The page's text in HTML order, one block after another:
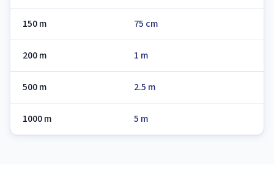
150 m 75 cm
200 m 1 m
500 m 2.5 m
1000 m 5 m